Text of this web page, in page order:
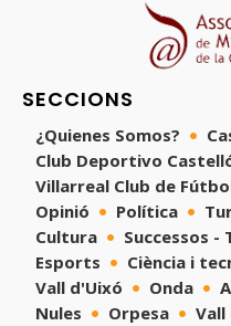
SECCIONS
¿Quienes Somos?
Club Deportivo
Villarreal Club de
Opinió
Política
Cultura
Successos -
Esports
Ciència i
Vall d'Uixó
Onda
Nules
Orpesa Vall